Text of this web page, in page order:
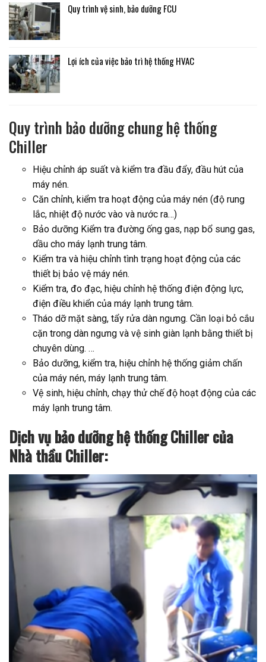
Quy trình vệ sinh, bảo dưỡng FCU
Lợi ích của việc bảo trì hệ thống HVAC
Quy trình bảo dưỡng chung hệ thống
Chiller
Hiệu chỉnh áp suất và kiểm tra đầu đẩy, đầu hút của
máy nén.
Căn chỉnh, kiểm tra hoạt động của máy nén (độ rung
lắc, nhiệt độ nước vào và nước ra…)
Bảo dưỡng Kiểm tra đường ống gas, nạp bổ sung gas,
dầu cho máy lạnh trung tâm.
Kiểm tra và hiệu chỉnh tình trạng hoạt động của các
thiết bị bảo vệ máy nén.
Kiểm tra, đo đạc, hiệu chỉnh hệ thống điện động lực,
điện điều khiển của máy lạnh trung tâm.
Tháo dỡ mặt sàng, tẩy rửa dàn ngưng. Cần loại bỏ cắu
cặn trong dàn ngưng và vệ sinh giàn lạnh bằng thiết bị
chuyên dùng. …
Bảo dưỡng, kiểm tra, hiệu chỉnh hệ thống giảm chấn
của máy nén, máy lạnh trung tâm.
Vệ sinh, hiệu chỉnh, chạy thử chế độ hoạt động của các
máy lạnh trung tâm.
Dịch vụ bảo dưỡng hệ thống Chiller của
Nhà thầu Chiller: